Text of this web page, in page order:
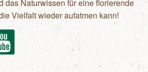
das Naturwissen für eine florierende
Vielfalt wieder aufatmen kann!